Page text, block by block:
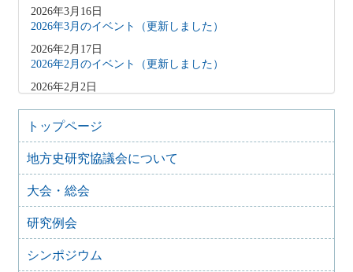
2026年3月16日
2026年3月のイベント（更新しました）
2026年2月17日
2026年2月のイベント（更新しました）
2026年2月2日
2026年1月9日
2026年1月のイベント(更新しました)
2025年12月10日
2025年12月のイベント
2025年10月31日
2025年11月のイベント（更新しました）
2025年9月20日
2025年10月のイベント(更新しました)
トップページ
地方史研究協議会について
大会・総会
研究例会
シンポジウム